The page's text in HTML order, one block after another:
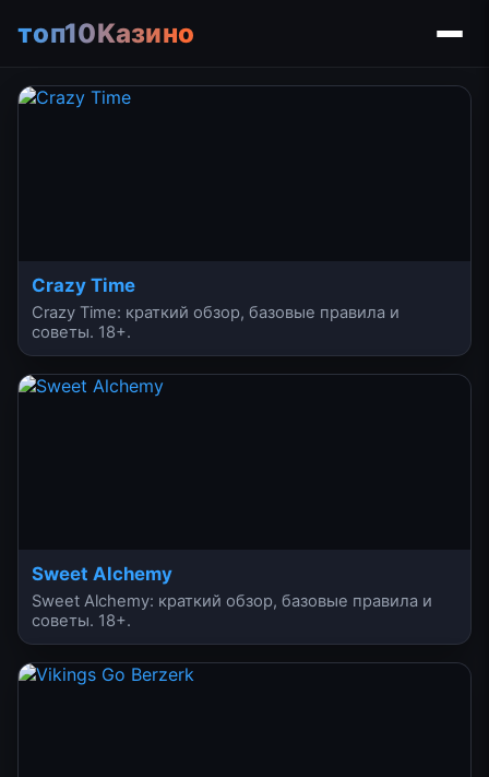
топ10Kазино
Crazy Time
Crazy Time: краткий обзор, базовые правила и
советы. 18+.
Sweet Alchemy
Sweet Alchemy: краткий обзор, базовые правила и
советы. 18+.